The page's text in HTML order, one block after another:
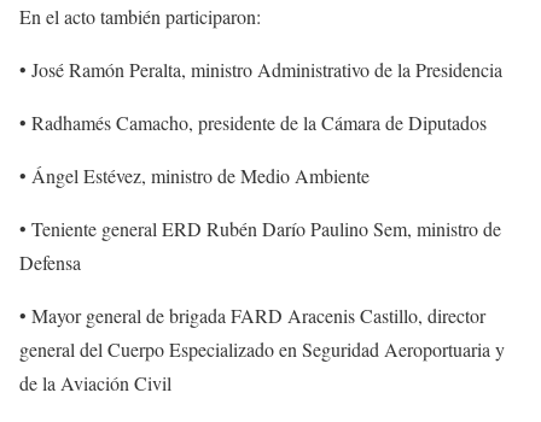
En el acto también participaron:
• José Ramón Peralta, ministro Administrativo de la Presidencia
• Radhamés Camacho, presidente de la Cámara de Diputados
• Ángel Estévez, ministro de Medio Ambiente
• Teniente general ERD Rubén Darío Paulino Sem, ministro de
Defensa
• Mayor general de brigada FARD Aracenis Castillo, director
general del Cuerpo Especializado en Seguridad Aeroportuaria y
de la Aviación Civil